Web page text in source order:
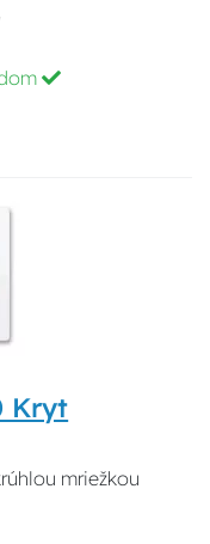
Kryt
mriežkou